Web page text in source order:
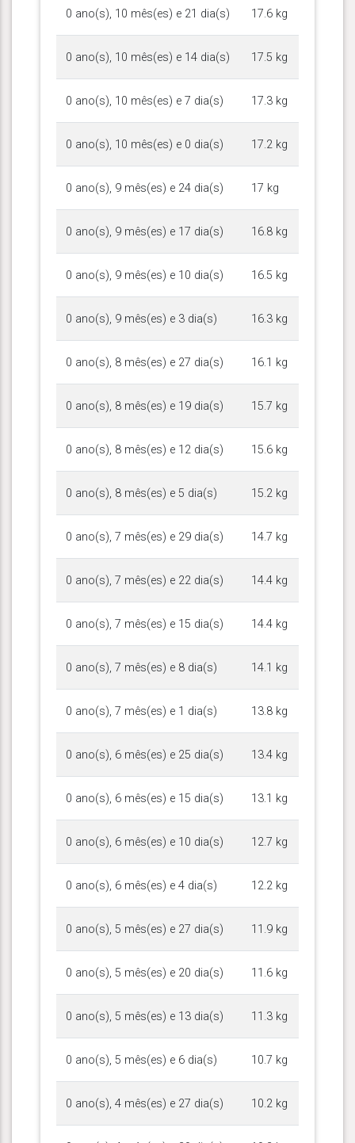
0 ano(s), 10 mês(es) e 21 dia(s) 17.6 kg
0 ano(s), 10 mês(es) e 14 dia(s) 17.5 kg
0 ano(s), 10 mês(es) e 7 dia(s) 17.3 kg
0 ano(s), 10 mês(es) e 0 dia(s) 17.2 kg
0 ano(s), 9 mês(es) e 24 dia(s) 17 kg
0 ano(s), 9 mês(es) e 17 dia(s) 16.8 kg
0 ano(s), 9 mês(es) e 10 dia(s) 16.5 kg
0 ano(s), 9 mês(es) e 3 dia(s) 16.3 kg
0 ano(s), 8 mês(es) e 27 dia(s) 16.1 kg
0 ano(s), 8 mês(es) e 19 dia(s) 15.7 kg
0 ano(s), 8 mês(es) e 12 dia(s) 15.6 kg
0 ano(s), 8 mês(es) e 5 dia(s) 15.2 kg
0 ano(s), 7 mês(es) e 29 dia(s) 14.7 kg
0 ano(s), 7 mês(es) e 22 dia(s) 14.4 kg
0 ano(s), 7 mês(es) e 15 dia(s) 14.4 kg
0 ano(s), 7 mês(es) e 8 dia(s) 14.1 kg
0 ano(s), 7 mês(es) e 1 dia(s) 13.8 kg
0 ano(s), 6 mês(es) e 25 dia(s) 13.4 kg
0 ano(s), 6 mês(es) e 15 dia(s) 13.1 kg
0 ano(s), 6 mês(es) e 10 dia(s) 12.7 kg
0 ano(s), 6 mês(es) e 4 dia(s) 12.2 kg
0 ano(s), 5 mês(es) e 27 dia(s) 11.9 kg
0 ano(s), 5 mês(es) e 20 dia(s) 11.6 kg
0 ano(s), 5 mês(es) e 13 dia(s) 11.3 kg
0 ano(s), 5 mês(es) e 6 dia(s) 10.7 kg
0 ano(s), 4 mês(es) e 27 dia(s) 10.2 kg